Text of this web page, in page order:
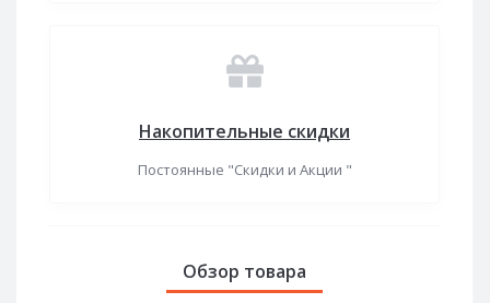
Накопительные скидки
Постоянные "Скидки и Акции "
Обзор товара